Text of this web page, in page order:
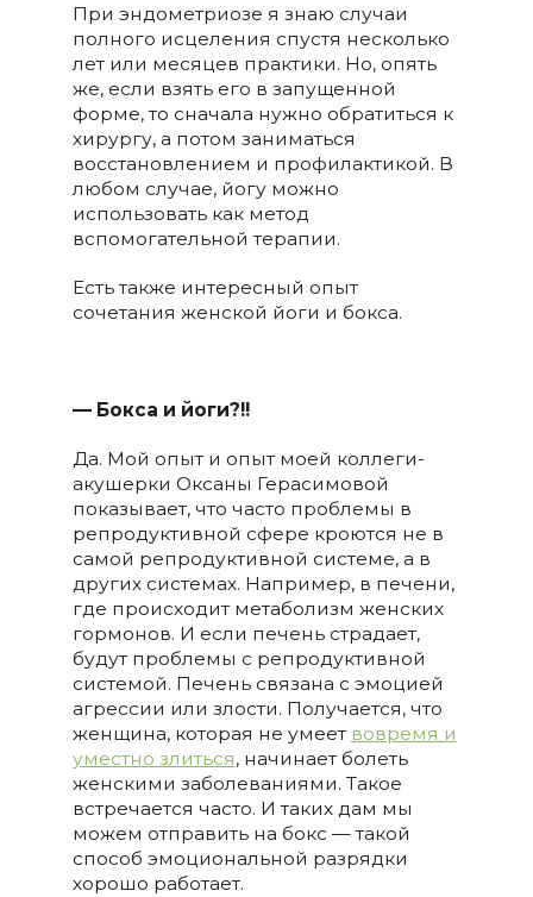
При эндометриозе я знаю случаи
полного исцеления спустя несколько
лет или месяцев практики. Но, опять
же, если взять его в запущенной
форме, то сначала нужно обратиться к
хирургу, а потом заниматься
восстановлением и профилактикой. В
любом случае, йогу можно
использовать как метод
вспомогательной терапии.
Есть также интересный опыт
сочетания женской йоги и бокса.
— Бокса и йоги?!!
Да. Мой опыт и опыт моей коллеги-
акушерки Оксаны Герасимовой
показывает, что часто проблемы в
репродуктивной сфере кроются не в
самой репродуктивной системе, а в
других системах. Например, в печени,
где происходит метаболизм женских
гормонов. И если печень страдает,
будут проблемы с репродуктивной
системой. Печень связана с эмоцией
агрессии или злости. Получается, что
женщина, которая не умеет вовремя и
уместно злиться, начинает болеть
женскими заболеваниями. Такое
встречается часто. И таких дам мы
можем отправить на бокс — такой
способ эмоциональной разрядки
хорошо работает.